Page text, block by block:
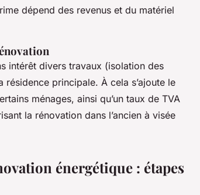
dépend des revenus et du matériel
intérêt divers travaux (isolation des
principale. À cela s’ajoute le
ménages, ainsi qu’un taux de TVA
la rénovation dans l’ancien à visée
énergétique : étapes